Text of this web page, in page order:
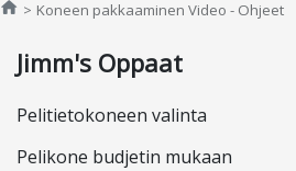
home Jimms.fi
Koneen pakkaaminen Video - Ohjeet
Jimm's Oppaat
Pelitietokoneen valinta
Pelikone budjetin mukaan